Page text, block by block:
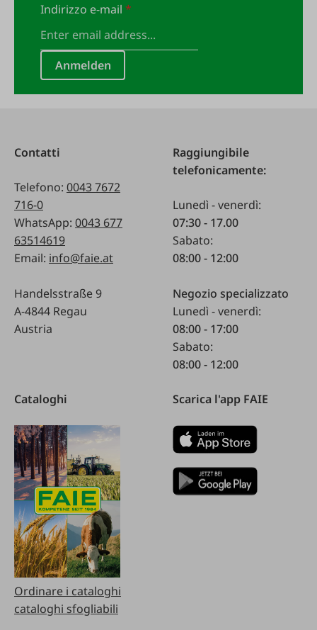
Indirizzo e-mail*
Anmelden
Contatti
Telefono: 0043 7672
716-0
WhatsApp: 0043 677
63514619
Email: info@faie.at
Handelsstraße 9
A-4844 Regau
Austria
Raggiungibile
telefonicamente:
Lunedì - venerdì:
07:30 - 17.00
Sabato:
08:00 - 12:00
Negozio specializzato
Lunedì - venerdì:
08:00 - 17:00
Sabato:
08:00 - 12:00
Cataloghi
Ordinare i cataloghi
cataloghi sfogliabili
Scarica l'app FAIE